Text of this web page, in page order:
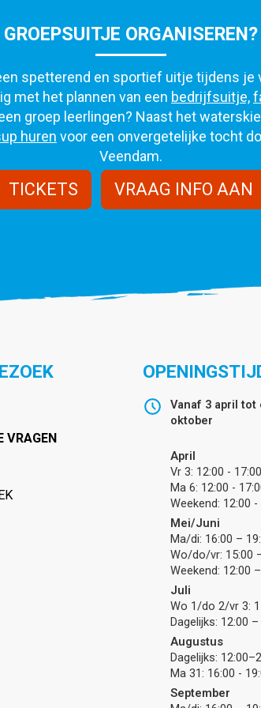
GROEPSUITJE ORGANISEREN?
spetterend en sportief uitje tijdens je
met het plannen van een bedrijfsuitje,
groep leerlingen? Naast het
huren voor een onvergetelijke tocht
Veendam.
TICKETS VRAAG INFO AAN
VRAGEN
Vanaf 3 april tot
oktober
April
Vr 3: 12:00 -
Ma 6: 12:00 -
Weekend: 12:00
Mei/Juni
Ma/di: 16:00 –
Wo/do/vr: 15:00
Weekend: 12:00
Juli
Wo 1/do 2/vr 3:
Dagelijks: 12:00
Augustus
Dagelijks:
Ma 31: 16:00 -
September